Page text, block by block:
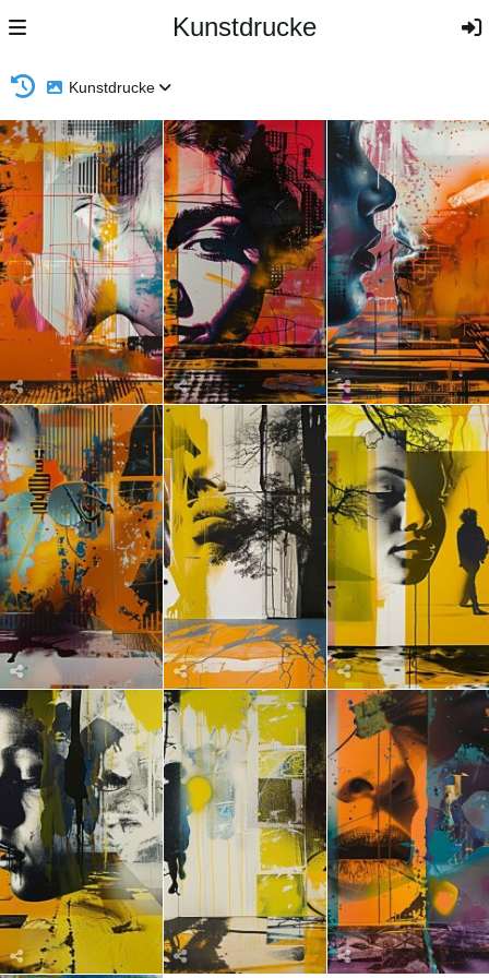
Kunstdrucke
Kunstdrucke